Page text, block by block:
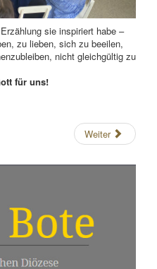
sie inspiriert habe –
zu lieben, sich zu beeilen,
nicht gleichgültig zu
für uns!
Weiter